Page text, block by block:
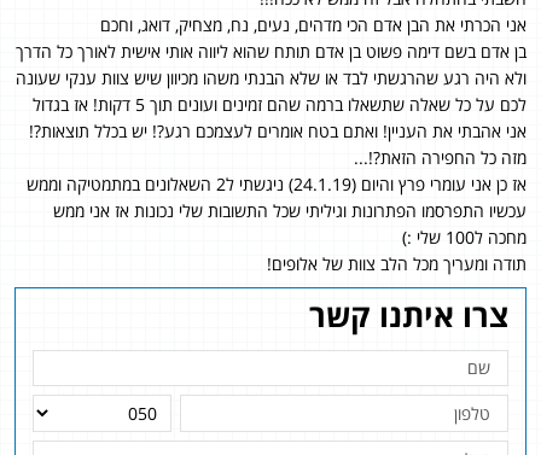
צרו איתנו קשר
אני הכרתי את הבן אדם הכי מדהים, נעים, נח, מצחיק, דואג, וחכם
בן אדם בשם דימה פשוט בן אדם תותח שהוא ליווה אותי אישית לאורך כל הדרך
ולא היה רגע שהרגשתי לבד או שלא הבנתי משהו מכיוון שיש צוות ענקי שעונה
לכם על כל שאלה שתשאלו ברמה שהם זמינים ועונים תוך 5 דקות! אז בגדול
אני אהבתי את העניין! ואתם בטח אומרים לעצמכם רגע?! יש בכלל תוצאות?!
מזה כל החפירה הזאת?!...
אז כן אני עומרי פרץ והיום (24.1.19) ניגשתי ל2 השאלונים במתמטיקה וממש
עכשיו התפרסמו הפתרונות וגיליתי שכל התשובות שלי נכונות אז אני ממש
מחכה ל100 שלי :)
תודה ומעריך מכל הלב צוות של אלופים!